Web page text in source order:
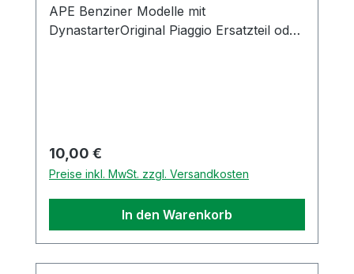
APE Benziner Modelle mit
DynastarterOriginal Piaggio Ersatzteil oder
Regulärer Preis:
10,00 €
Preise inkl. MwSt. zzgl. Versandkosten
In den Warenkorb